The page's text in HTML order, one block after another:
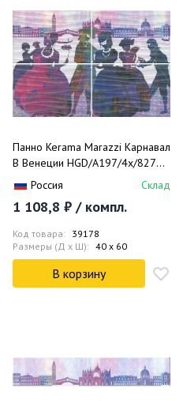
Панно Kerama Marazzi Карнавал
В Венеции HGD/A197/4x/8275
40х60Россия Склад
1 108,8 ₽ / компл.
Код товара: 39178
Размеры (Д x Ш): 40 x 60
В корзину